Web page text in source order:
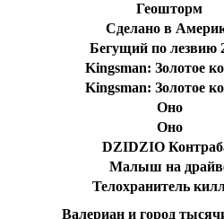
Геошторм
Сделано в
Бегущий по лезвию
Kingsman: Золотое
Kingsman: Золотое
Оно
Оно
DZIDZIO
Малыш на
Телохранитель
Валериан и город